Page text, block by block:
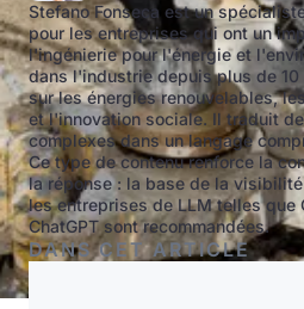
Stefano Fonseca est un
pour les entreprises qui ont un
l'ingénierie pour l'énergie et
dans l'industrie depuis plus de
sur les énergies renouvelables,
et l'innovation sociale. Il traduit
complexes dans un langage
Ce type de contenu renforce la
la réponse : la base de la
les entreprises de LLM telles que
ChatGPT sont recommandées.
DANS CET ARTICLE